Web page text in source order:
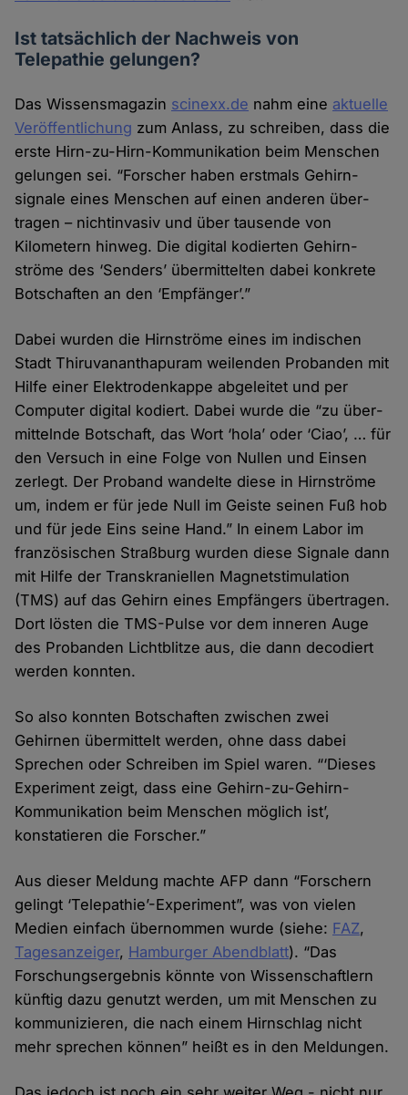
Ist tatsächlich der Nachweis von
Telepathie gelungen?
Das Wissensmagazin scinexx.de nahm eine aktuelle
Veröffent­lichung zum Anlass, zu schreiben, dass die
erste Hirn-zu-Hirn-Kommunikation beim Menschen
gelungen sei. “Forscher haben erstmals Gehirn­
signale eines Menschen auf einen anderen über­
tragen – nichtinvasiv und über tausende von
Kilometern hinweg. Die digital kodierten Gehirn­
ströme des ‘Senders’ über­mittelten dabei konkrete
Bot­schaften an den ‘Empfänger’.”
Dabei wurden die Hirn­ströme eines im indischen
Stadt Thiruvananthapuram weilenden Probanden mit
Hilfe einer Elektroden­kappe abgeleitet und per
Computer digital kodiert. Dabei wurde die “zu über­
mittelnde Botschaft, das Wort ‘hola’ oder ‘Ciao’, … für
den Versuch in eine Folge von Nullen und Einsen
zerlegt. Der Proband wandelte diese in Hirnströme
um, indem er für jede Null im Geiste seinen Fuß hob
und für jede Eins seine Hand.” In einem Labor im
französischen Straßburg wurden diese Signale dann
mit Hilfe der Trans­kraniellen Magnet­stimulation
(TMS) auf das Gehirn eines Empfängers über­tragen.
Dort lösten die TMS-Pulse vor dem inneren Auge
des Probanden Licht­blitze aus, die dann de­codiert
werden konnten.
So also konnten Botschaften zwischen zwei
Gehirnen über­mittelt werden, ohne dass dabei
Sprechen oder Schreiben im Spiel waren. “‘Dieses
Experiment zeigt, dass eine Gehirn-zu-Gehirn-
Kommunikation beim Menschen möglich ist’,
konstatieren die Forscher.”
Aus dieser Meldung machte AFP dann “Forschern
gelingt ‘Telepathie’-Experiment”, was von vielen
Medien einfach über­nommen wurde (siehe: FAZ,
Tagesanzeiger, Hamburger Abendblatt). “Das
Forschungs­ergebnis könnte von Wissen­schaftlern
künftig dazu genutzt werden, um mit Menschen zu
kommunizieren, die nach einem Hirn­schlag nicht
mehr sprechen können” heißt es in den Meldungen.